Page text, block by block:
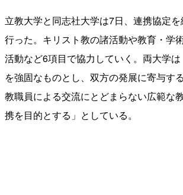
立教大学と同志社大学は7日、連携協定
行った。キリスト教の諸活動や教育・学
活動など6項目で協力していく。両大学
を強固なものとし、双方の発展に寄与す
教職員による交流にとどまらない広範な
携を目的とする」としている。